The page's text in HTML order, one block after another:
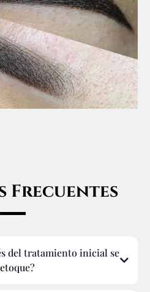
Frecuentes
del tratamiento inicial se